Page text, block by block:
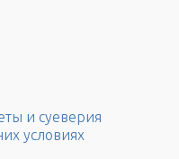
и суеверия
условиях